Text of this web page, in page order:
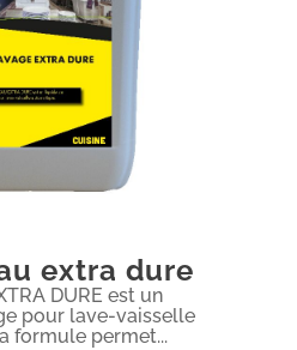
extra dure
DURE est un
pour lave-vaisselle
formule permet...